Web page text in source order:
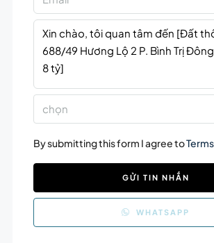
chọn
By submitting this form I agree to
GỬI TIN NHẮN
WHATSAPP